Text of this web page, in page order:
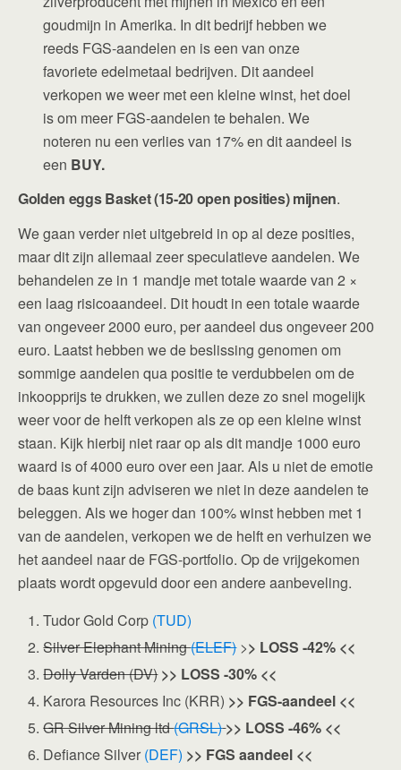
goudmijn in Amerika. In dit bedrijf hebben we
reeds FGS-aandelen en is een van onze
favoriete edelmetaal bedrijven. Dit aandeel
verkopen we weer met een kleine winst, het doel
is om meer FGS-aandelen te behalen. We
noteren nu een verlies van 17% en dit aandeel is
een BUY.
Golden eggs Basket (15-20 open posities) mijnen.
We gaan verder niet uitgebreid in op al deze posities,
maar dit zijn allemaal zeer speculatieve aandelen. We
behandelen ze in 1 mandje met totale waarde van 2 ×
een laag risicoaandeel. Dit houdt in een totale waarde
van ongeveer 2000 euro, per aandeel dus ongeveer 200
euro. Laatst hebben we de beslissing genomen om
sommige aandelen qua positie te verdubbelen om de
inkoopprijs te drukken, we zullen deze zo snel mogelijk
weer voor de helft verkopen als ze op een kleine winst
staan. Kijk hierbij niet raar op als dit mandje 1000 euro
waard is of 4000 euro over een jaar. Als u niet de emotie
de baas kunt zijn adviseren we niet in deze aandelen te
beleggen. Als we hoger dan 100% winst hebben met 1
van de aandelen, verkopen we de helft en verhuizen we
het aandeel naar de FGS-portfolio. Op de vrijgekomen
plaats wordt opgevuld door een andere aanbeveling.
Tudor Gold Corp (TUD)
Silver Elephant Mining(ELEF)>> LOSS -42% <<
Dolly Varden (DV)>> LOSS -30% <<
Karora Resources Inc (KRR) >> FGS-aandeel <<
GR Silver Mining ltd(GRSL)>> LOSS -46% <<
Defiance Silver (DEF) >> FGS aandeel <<